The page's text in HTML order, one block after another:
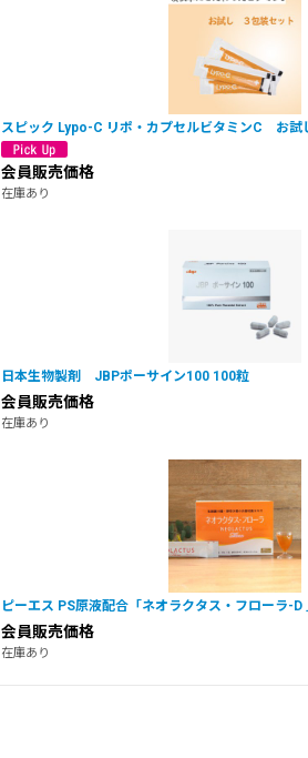
スピック Lypo-C リポ・カプセルビタミンC お
会員販売価格
在庫あり
日本生物製剤 JBPポーサイン100 100粒
会員販売価格
在庫あり
ピーエス PS原液配合「ネオラクタス・フローラ-D
会員販売価格
在庫あり